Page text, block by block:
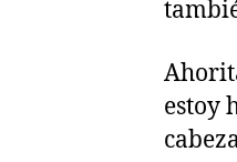
estoy